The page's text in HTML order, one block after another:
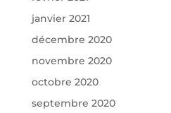
janvier 2021
décembre 2020
novembre 2020
octobre 2020
septembre 2020